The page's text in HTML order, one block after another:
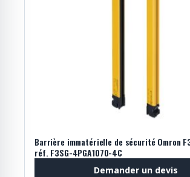
Barrière immatérielle de sécurité Omron
réf. F3SG-4PGA1070-4C
Demander un devis